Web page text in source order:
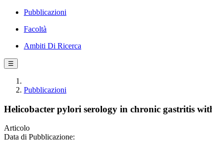
Pubblicazioni
Facoltà
Ambiti Di Ricerca
☰
Pubblicazioni
Helicobacter pylori serology in chronic gastritis
Articolo
Data di Pubblicazione: